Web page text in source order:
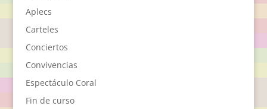
Aplecs
Carteles
Conciertos
Convivencias
Espectáculo Coral
Fin de curso